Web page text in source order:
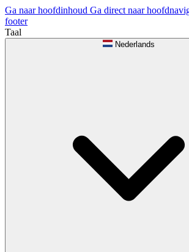
Ga naar hoofdinhoud Ga direct naar
footer
Taal
Nederlands